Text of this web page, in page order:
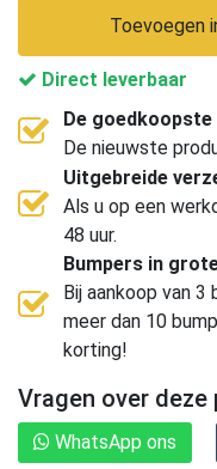
Toevoegen
Direct leverbaar
De
De nieuwste
Uitgebreide
Als u op een
48 uur.
Bumpers in
Bij aankoop van 3
meer dan 10
korting!
Vragen over deze
WhatsApp ons